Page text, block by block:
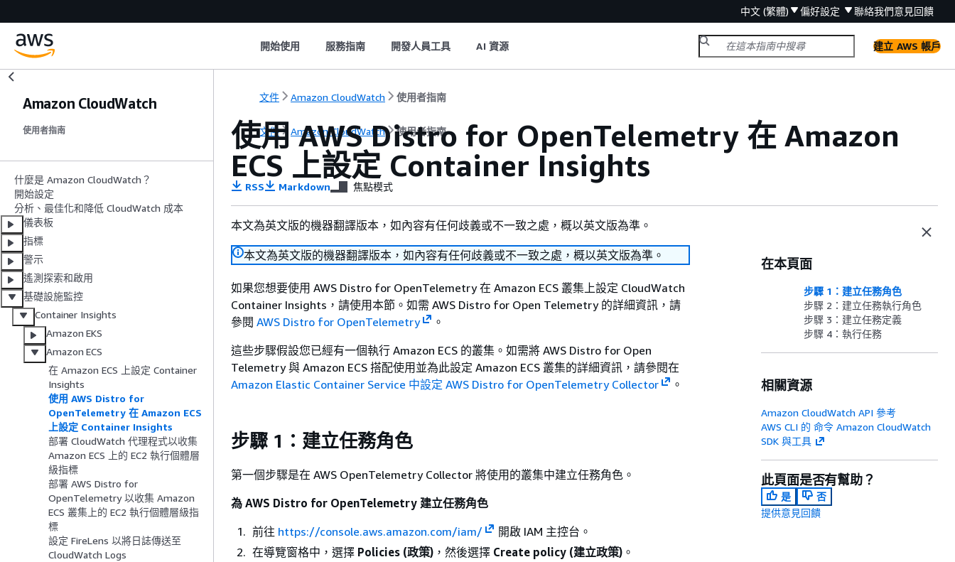
中文 (繁體) 偏好設定 聯絡我們意見回饋
開始使用 服務指南 開發人員工具 AI 資源 建立 AWS 帳戶
Amazon CloudWatch
使用者指南
什麼是 Amazon CloudWatch？
開始設定
分析、最佳化和降低 CloudWatch 成本
儀表板
指標
警示
遙測探索和啟用
基礎設施監控
Container Insights
Amazon EKS
Amazon ECS
在 Amazon ECS 上設定 Container
Insights
使用 AWS Distro for
OpenTelemetry 在 Amazon ECS
上設定 Container Insights
部署 CloudWatch 代理程式以收集
Amazon ECS 上的 EC2 執行個體層
級指標
部署 AWS Distro for
OpenTelemetry 以收集 Amazon
ECS 叢集上的 EC2 執行個體層級指
標
設定 FireLens 以將日誌傳送至
CloudWatch Logs
文件 Amazon CloudWatch 使用者指南
文件 Amazon CloudWatch 使用者指南
使用 AWS Distro for OpenTelemetry 在 Amazon
ECS 上設定 Container Insights
RSS Markdown 焦點模式
本文為英文版的機器翻譯版本，如內容有任何歧義或不一致之處，概以英文版為準。
本文為英文版的機器翻譯版本，如內容有任何歧義或不一致之處，概以英文版為準。
如果您想要使用 AWS Distro for OpenTelemetry 在 Amazon ECS 叢集上設定 CloudWatch
Container Insights，請使用本節。如需 AWS Distro for Open Telemetry 的詳細資訊，請
參閱 AWS Distro for OpenTelemetry
。
這些步驟假設您已經有一個執行 Amazon ECS 的叢集。如需將 AWS Distro for Open
Telemetry 與 Amazon ECS 搭配使用並為此設定 Amazon ECS 叢集的詳細資訊，請參閱在
Amazon Elastic Container Service 中設定 AWS Distro for OpenTelemetry Collector
。
步驟 1：建立任務角色
第一個步驟是在 AWS OpenTelemetry Collector 將使用的叢集中建立任務角色。
為 AWS Distro for OpenTelemetry 建立任務角色
前往 https://console.aws.amazon.com/iam/
開啟 IAM 主控台。
在導覽窗格中，選擇 Policies (政策) ，然後選擇 Create policy (建立政策) 。
在本頁面
步驟 1：建立任務角色
步驟 2：建立任務執行角色
步驟 3：建立任務定義
步驟 4：執行任務
相關資源
Amazon CloudWatch API 參考
AWS CLI 的 命令 Amazon CloudWatch
SDK 與工具
此頁面是否有幫助？
是
否
提供意見回饋